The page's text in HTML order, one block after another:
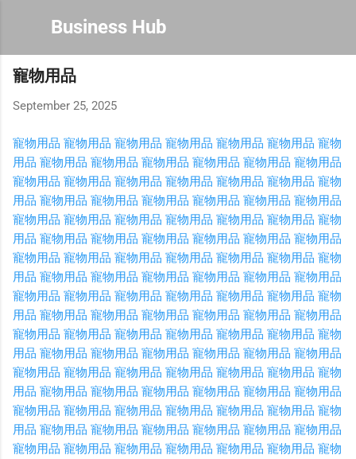
Skip to main content
Business Hub
寵物用品
September 25, 2025
寵物用品 寵物用品 寵物用品 寵物用品 寵物用品 寵物用品 寵物
用品 寵物用品 寵物用品 寵物用品 寵物用品 寵物用品 寵物用品
寵物用品 寵物用品 寵物用品 寵物用品 寵物用品 寵物用品 寵物
用品 寵物用品 寵物用品 寵物用品 寵物用品 寵物用品 寵物用品
寵物用品 寵物用品 寵物用品 寵物用品 寵物用品 寵物用品 寵物
用品 寵物用品 寵物用品 寵物用品 寵物用品 寵物用品 寵物用品
寵物用品 寵物用品 寵物用品 寵物用品 寵物用品 寵物用品 寵物
用品 寵物用品 寵物用品 寵物用品 寵物用品 寵物用品 寵物用品
寵物用品 寵物用品 寵物用品 寵物用品 寵物用品 寵物用品 寵物
用品 寵物用品 寵物用品 寵物用品 寵物用品 寵物用品 寵物用品
寵物用品 寵物用品 寵物用品 寵物用品 寵物用品 寵物用品 寵物
用品 寵物用品 寵物用品 寵物用品 寵物用品 寵物用品 寵物用品
寵物用品 寵物用品 寵物用品 寵物用品 寵物用品 寵物用品 寵物
用品 寵物用品 寵物用品 寵物用品 寵物用品 寵物用品 寵物用品
寵物用品 寵物用品 寵物用品 寵物用品 寵物用品 寵物用品 寵物
用品 寵物用品 寵物用品 寵物用品 寵物用品 寵物用品 寵物用品
寵物用品 寵物用品 寵物用品 寵物用品 寵物用品 寵物用品 寵物